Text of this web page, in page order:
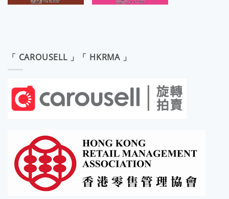
「 CAROUSELL 」「 HKRMA 」